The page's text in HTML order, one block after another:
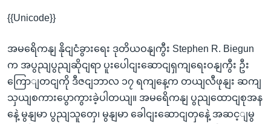
{{Unicode}}
အမရေိကနျ နိုငျငံခွားရေး ဒုတိယဝနျကွီး Stephen R. Biegun
က အပွညျပွညျဆိုငျရာ ပူးပေါငျးဆောငျရှကျရေးဝနျကွီး ဦး
ကြောျတငျကို ဒီဇငျဘာလ ၁၇ ရကျနေ့က တယျလီဖုနျး ဆကျ
သှယျစကားပွောကွားခဲ့ပါတယျ။ အမရေိကနျ ပွညျထောငျစုအန
နေဲ့ မွနျမာ ပွညျသူတှေ၊ မွနျမာ ခေါငျးဆောငျတှနေဲ့ အဆင့ျမွ